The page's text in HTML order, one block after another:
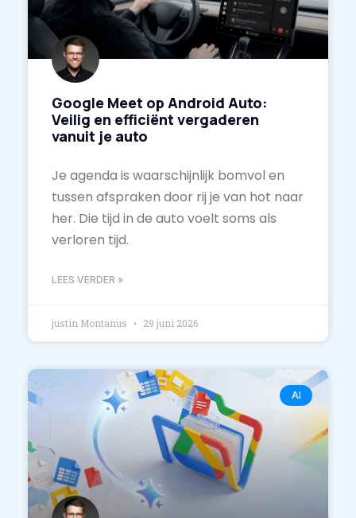
Google Meet op Android Auto:
Veilig en efficiënt vergaderen
vanuit je auto
Je agenda is waarschijnlijk bomvol en
tussen afspraken door rij je van hot naar
her. Die tijd in de auto voelt soms als
verloren tijd.
LEES VERDER »
justin Montanus 29 juni 2026
AI